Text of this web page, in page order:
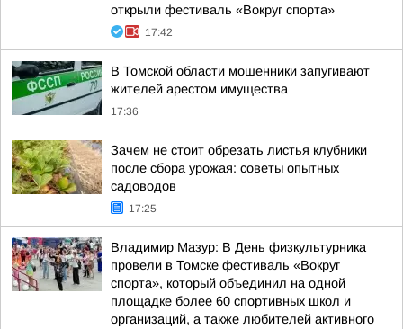
открыли фестиваль «Вокруг спорта»
17:42
В Томской области мошенники запугивают
жителей арестом имущества
17:36
Зачем не стоит обрезать листья клубники
после сбора урожая: советы опытных
садоводов
17:25
Владимир Мазур: В День физкультурника
провели в Томске фестиваль «Вокруг
спорта», который объединил на одной
площадке более 60 спортивных школ и
организаций, а также любителей активного